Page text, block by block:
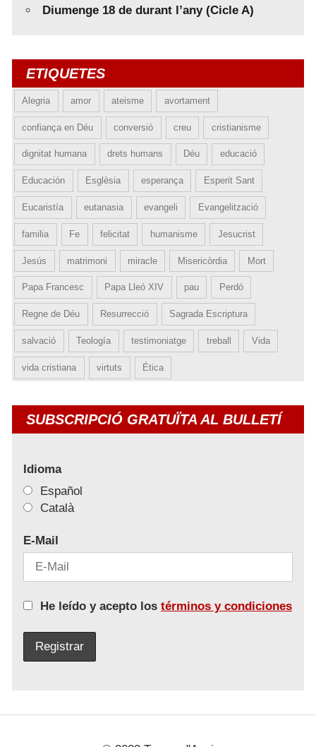
Diumenge 18 de durant l’any (Cicle A)
ETIQUETES
Alegria amor ateisme avortament
confiança en Déu conversió creu cristianisme
dignitat humana drets humans Déu educació
Educación Esglèsia esperança Esperit Sant
Eucaristía eutanasia evangeli Evangelització
familia Fe felicitat humanisme Jesucrist
Jesús matrimoni miracle Misericòrdia Mort
Papa Francesc Papa Lleó XIV pau Perdó
Regne de Déu Resurrecció Sagrada Escriptura
salvació Teología testimoniatge treball Vida
vida cristiana virtuts Ética
SUBSCRIPCIÓ GRATUÏTA AL BULLETÍ
Idioma
Español
Català
E-Mail
He leído y acepto los términos y condiciones